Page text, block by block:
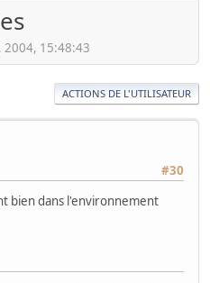
2004, 15:48:43
ACTIONS DE L'UTILISATEUR
#30
bien dans l'environnement